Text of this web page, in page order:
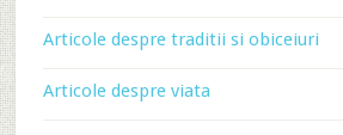
Articole despre traditii si obiceiuri
Articole despre viata